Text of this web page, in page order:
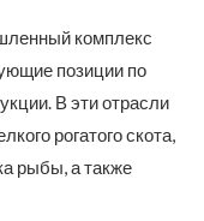
комплекс
позиции по
В эти отрасли
рогатого скота,
рыбы, а также